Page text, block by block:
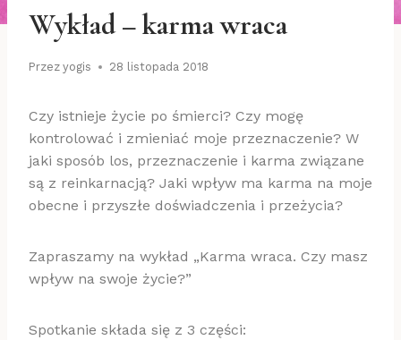
Wykład – karma wraca
Przez yogis 28 listopada 2018
Czy istnieje życie po śmierci? Czy mogę
kontrolować i zmieniać moje przeznaczenie? W
jaki sposób los, przeznaczenie i karma związane
są z reinkarnacją? Jaki wpływ ma karma na moje
obecne i przyszłe doświadczenia i przeżycia?
Zapraszamy na wykład „Karma wraca. Czy masz
wpływ na swoje życie?”
Spotkanie składa się z 3 części: